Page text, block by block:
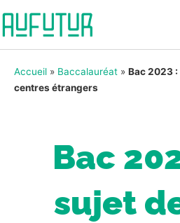
Accueil » Baccalauréat » Bac 2023 :
centres étrangers
Bac
sujet